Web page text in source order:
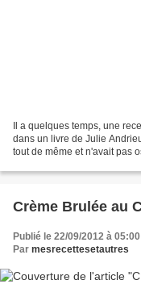
Il a quelques temps, une
dans un livre de Julie
tout de même et n'avait pas
Crème Brulée au
Publié le 22/09/2012 à 05:00
Par mesrecettesetautres